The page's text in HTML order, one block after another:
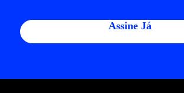
Assine Já